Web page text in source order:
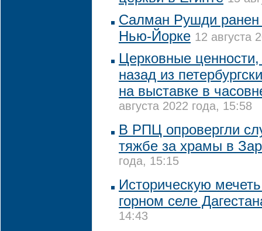
Салман Рушди ранен
Нью-Йорке 12 августа
Церковные
назад из
на выставке в
августа 2022 года, 15:58
В РПЦ опровергли
тяжбе за храмы в
года, 15:15
Историческую
горном селе
14:43